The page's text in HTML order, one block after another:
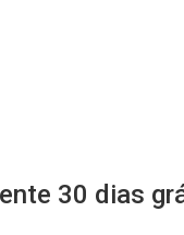
30 dias